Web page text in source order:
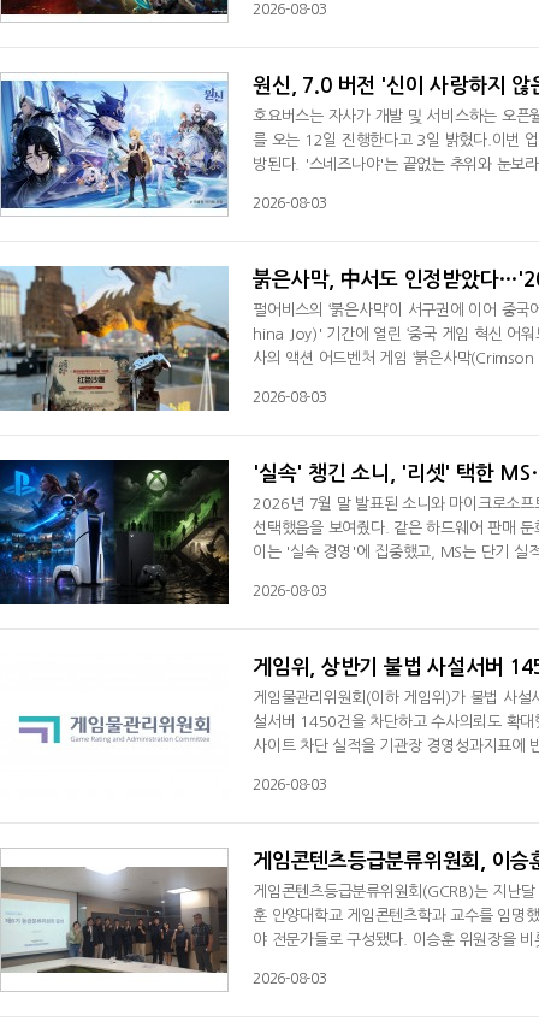
김했다.이번 'SWC2026'은 오는 8일 오픈
2026-08-03
원신, 7.0 버전 '신이 사랑하지 않
호요버스는 자사가 개발 및 서비스하는 오
를 오는 12일 진행한다고 3일 밝혔다.이번
방된다. '스네즈나야'는 끝없는 추위와 눈보
하게 된다.신규 마신 임무에서는 재앙 수준
2026-08-03
붉은사막, 中서도 인정받았다
펄어비스의 ‘붉은사막’이 서구권에 이어 중
hina Joy)' 기간에 열린 ‘중국 게임 혁신
사의 액션 어드벤처 게임 ‘붉은사막
탭(TapTap)이 진행하는 시상식이다. 매년
2026-08-03
'실속' 챙긴 소니, '리셋' 택한
2026년 7월 말 발표된 소니와 마이크로소
선택했음을 보여줬다. 같은 하드웨어 판매
이는 '실속 경영'에 집중했고, MS는 단기 실
이익 4765억 엔(약 4조3450억 원)을 기록
2026-08-03
게임위, 상반기 불법 사설서버
게임물관리위원회(이하 게임위)가 불법 사
설서버 1450건을 차단하고 수사의뢰도 확
사이트 차단 실적을 기관장 경영성과지표에
콘텐츠전송네트워크(CDN) 사업자 협력 등
2026-08-03
게임콘텐츠등급분류위원회, 이승
게임콘텐츠등급분류위원회(GCRB)는 지난
훈 안양대학교 게임콘텐츠학과 교수를 임명
야 전문가들로 구성됐다. 이승훈 위원장을
사, 이철우 한국게임이용자협회 회장, 정은
2026-08-03